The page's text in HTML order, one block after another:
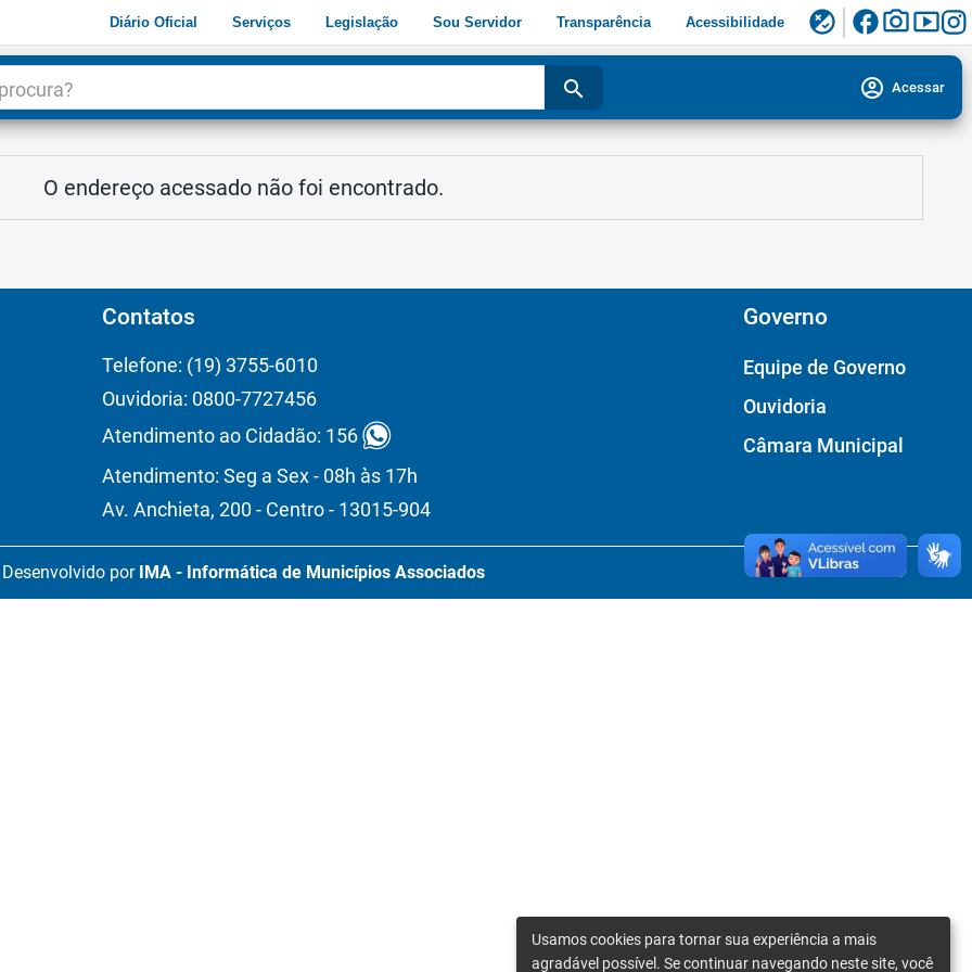
Diário Oficial Serviços Legislação Sou Servidor Transparência Acessibilidade flaky facebookphoto_camerasmart_display
search account_circle Acessar
O endereço acessado não foi encontrado.
Contatos
Telefone: (19) 3755-6010
Ouvidoria: 0800-7727456
Atendimento ao Cidadão: 156
Atendimento: Seg a Sex - 08h às 17h
Av. Anchieta, 200 - Centro - 13015-904
Governo
Equipe de Governo
Ouvidoria
Câmara Municipal
Desenvolvido por IMA - Informática de Municípios Associados
Usamos cookies para tornar sua experiência a mais
agradável possível. Se continuar navegando neste site, você